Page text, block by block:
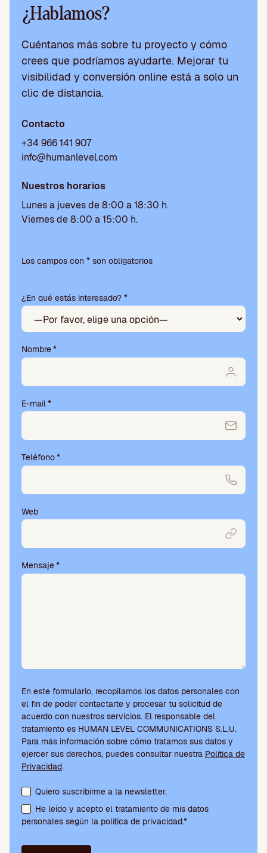
¿Hablamos?
Cuéntanos más sobre tu proyecto y cómo
crees que podríamos ayudarte. Mejorar tu
visibilidad y conversión online está a solo un
clic de distancia.
Contacto
+34 966 141 907
info@humanlevel.com
Nuestros horarios
Lunes a jueves de 8:00 a 18:30 h.
Viernes de 8:00 a 15:00 h.
favor,
campo
vacío.
Los campos con * son obligatorios
¿En qué estás interesado? *
Nombre*
E-mail*
Teléfono*
Web
Mensaje*
En este formulario, recopilamos los datos personales con
el fin de poder contactarte y procesar tu solicitud de
acuerdo con nuestros servicios. El responsable del
tratamiento es HUMAN LEVEL COMMUNICATIONS S.L.U.
Para más información sobre cómo tratamos sus datos y
ejercer sus derechos, puedes consultar nuestra Política de
Privacidad.
Aceptación de condiciones y suscripción a la newsletter
Quiero suscribirme a la newsletter.
He leído y acepto el tratamiento de mis datos
personales según la política de privacidad.*